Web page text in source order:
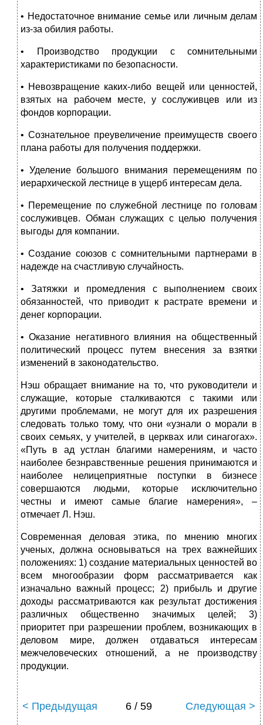
• Недостаточное внимание семье или личным делам
из-за обилия работы.
• Производство продукции с сомнительными
характеристиками по безопасности.
• Невозвращение каких-либо вещей или ценностей,
взятых на рабочем месте, у сослуживцев или из
фондов корпорации.
• Сознательное преувеличение преимуществ своего
плана работы для получения поддержки.
• Уделение большого внимания перемещениям по
иерархической лестнице в ущерб интересам дела.
• Перемещение по служебной лестнице по головам
сослуживцев. Обман служащих с целью получения
выгоды для компании.
• Создание союзов с сомнительными партнерами в
надежде на счастливую случайность.
• Затяжки и промедления с выполнением своих
обязанностей, что приводит к растрате времени и
денег корпорации.
• Оказание негативного влияния на общественный
политический процесс путем внесения за взятки
изменений в законодательство.
Нэш обращает внимание на то, что руководители и
служащие, которые сталкиваются с такими или
другими проблемами, не могут для их разрешения
следовать только тому, что они «узнали о морали в
своих семьях, у учителей, в церквах или синагогах».
«Путь в ад устлан благими намерениям, и часто
наиболее безнравственные решения принимаются и
наиболее нелицеприятные поступки в бизнесе
совершаются людьми, которые исключительно
честны и имеют самые благие намерения», –
отмечает Л. Нэш.
Современная деловая этика, по мнению многих
ученых, должна основываться на трех важнейших
положениях: 1) создание материальных ценностей во
всем многообразии форм рассматривается как
изначально важный процесс; 2) прибыль и другие
доходы рассматриваются как результат достижения
различных общественно значимых целей; 3)
приоритет при разрешении проблем, возникающих в
деловом мире, должен отдаваться интересам
межчеловеческих отношений, а не производству
продукции.
< Предыдущая 6 / 59 Следующая >